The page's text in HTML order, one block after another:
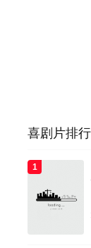
喜剧片排行
1